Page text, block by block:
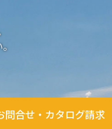
問合せ・カタログ請求